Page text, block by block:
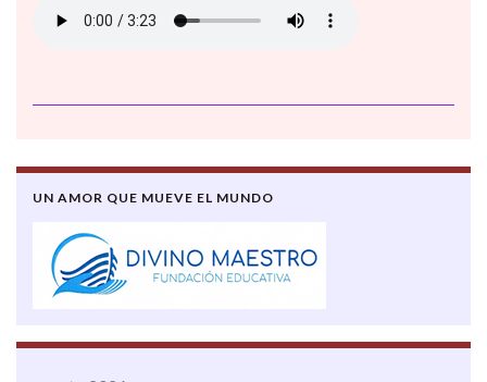
UN AMOR QUE MUEVE EL MUNDO